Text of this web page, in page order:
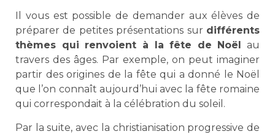
Il vous est possible de demander aux élèves de
préparer de petites présentations sur différents
thèmes qui renvoient à la fête de Noël
au
travers des âges. Par exemple, on peut imaginer
partir des origines de la fête qui a donné le Noël
que l’on connaît aujourd’hui avec la fête romaine
qui correspondait à la célébration du soleil.
Par la suite, avec la christianisation progressive de